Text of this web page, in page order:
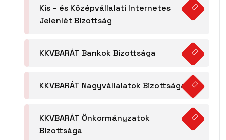
Kis – és Középvállalati Internetes
Jelenlét Bizottság
KKVBARÁT Bankok Bizottsága
KKVBARÁT Nagyvállalatok Bizottsága
KKVBARÁT Önkormányzatok
Bizottsága